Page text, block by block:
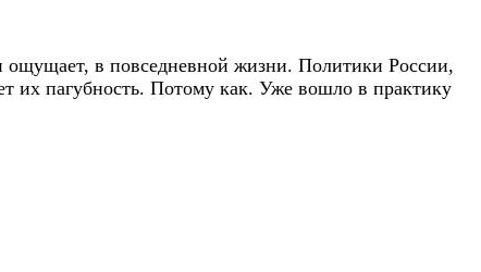
ощущает, в повседневной жизни. Политики России,
их пагубность. Потому как. Уже вошло в практику